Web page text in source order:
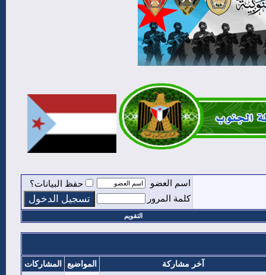
اسم العضو
حفظ البيانات؟
كلمة المرور
التقويم
آخر مشاركة المواضيع المشاركات